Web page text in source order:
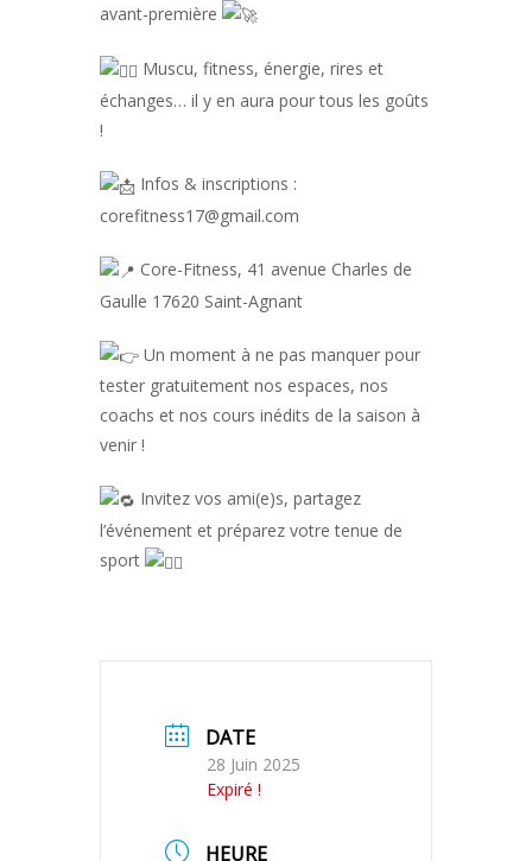
avant-première
Muscu, fitness, énergie, rires et
échanges… il y en aura pour tous les goûts
!
Infos & inscriptions :
corefitness17@gmail.com
Core-Fitness, 41 avenue Charles de
Gaulle 17620 Saint-Agnant
Un moment à ne pas manquer pour
tester gratuitement nos espaces, nos
coachs et nos cours inédits de la saison à
venir !
Invitez vos ami(e)s, partagez
l’événement et préparez votre tenue de
sport
DATE
28 Juin 2025
Expiré !
HEURE